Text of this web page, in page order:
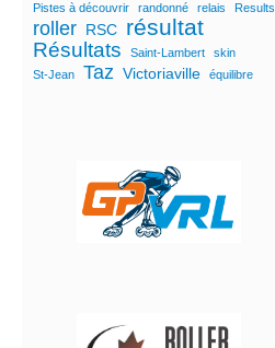
Pistes à découvrir randonné relais Results
roller RSC résultat
Résultats Saint-Lambert
skin
St-Jean
Taz Victoriaville équilibre